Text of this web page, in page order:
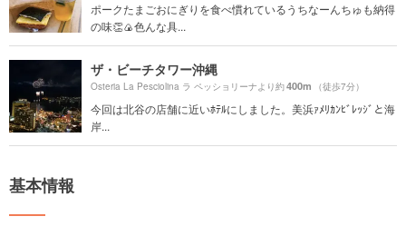
ポークたまごおにぎりを食べ慣れているうちなーんちゅも納得
の味👏🍙色んな具...
ザ・ビーチタワー沖縄
Osteria La Pesciolina ラ ペッショリーナより約400m （徒歩7分）
今回は北谷の店舗に近いﾎﾃﾙにしました。美浜ｧﾒﾘｶﾝﾋﾞﾚｯｼﾞと海
岸...
基本情報